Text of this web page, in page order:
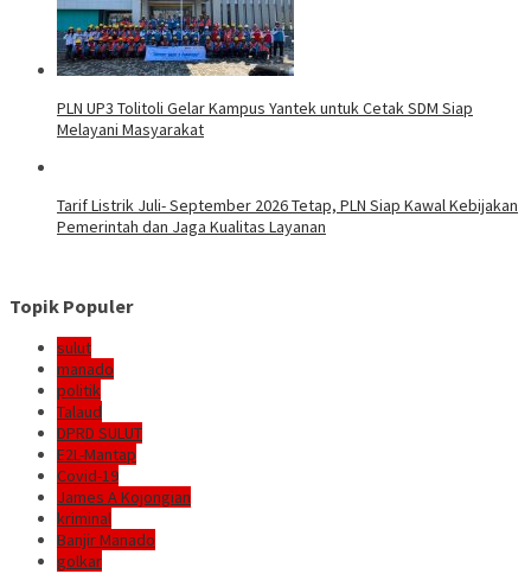
PLN UP3 Tolitoli Gelar Kampus Yantek untuk Cetak SDM Siap
Melayani Masyarakat
Tarif Listrik Juli- September 2026 Tetap, PLN Siap Kawal Kebijakan
Pemerintah dan Jaga Kualitas Layanan
Topik Populer
sulut
manado
politik
Talaud
DPRD SULUT
E2L-Mantap
Covid-19
James A Kojongian
kriminal
Banjir Manado
golkar